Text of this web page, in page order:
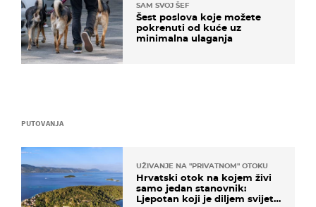
PUTOVANJA
UŽIVANJE NA "PRIVATNOM" OTOKU
Hrvatski otok na kojem živi
samo jedan stanovnik:
Ljepotan koji je diljem svijeta
SAM SVOJ ŠEF
Šest poslova koje možete
pokrenuti od kuće uz
minimalna ulaganja